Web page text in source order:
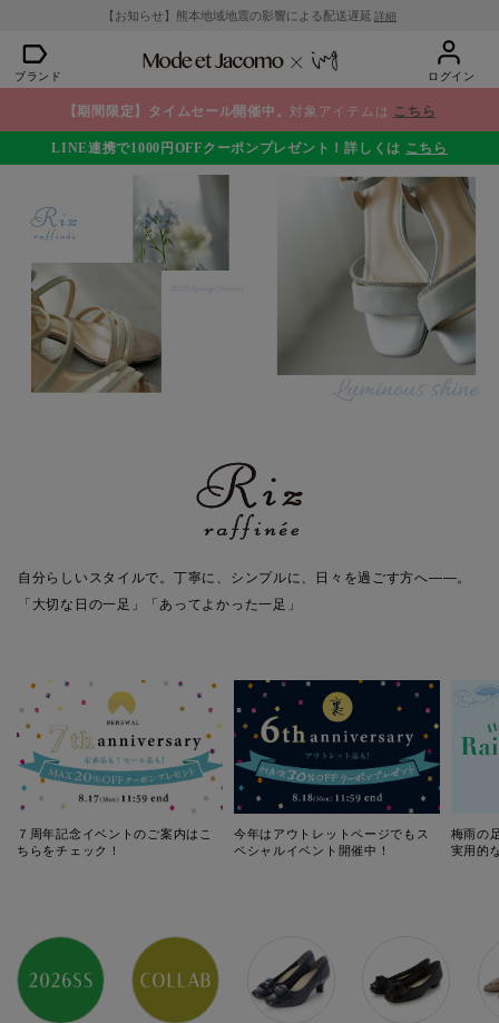
【お知らせ】熊本地域地震の影響による配送遅延 詳細
ブランド ログイン
【期間限定】タイムセール開催中。 対象アイテムは こちら
LINE連携で1000円OFFクーポンプレゼント！詳しくは こちら
自分らしいスタイルで。丁寧に、シンプルに、日々を過ごす方へ――。
「大切な日の一足」「あってよかった一足」
７周年記念イベントのご案内はこ
ちらをチェック！
今年はアウトレットページでもス
ペシャルイベント開催中！
梅雨の
実用的